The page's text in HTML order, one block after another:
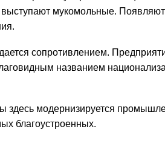
мукомольные.
сопротивлением.
названием
модернизируется
благоустроенных.